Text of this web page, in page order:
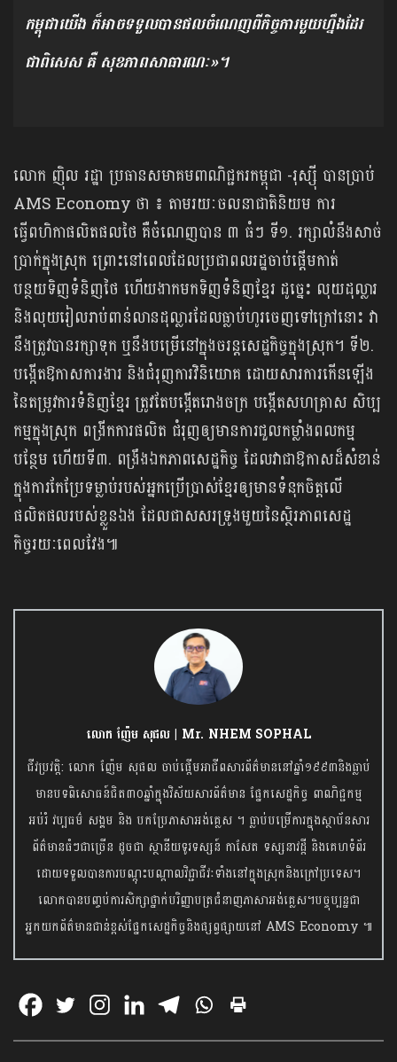
កម្ពុជាយើង ក៏អាចទទួលបានផលចំណេញពីកិច្ចការមួយហ្នឹងដែរ
ជាពិសេស គឺ សុខភាពសាធារណៈ»។
លោក ញ៉ិល រដ្ឋា ប្រធានសមាគមពាណិជ្ជករកម្ពុជា -រុស្ស៊ី បានប្រាប់
AMS Economy ថា ៖ តាមរយៈចលនាជាតិនិយម ការ
ធ្វើពហិកាផលិតផលថៃ គឺចំណេញបាន ៣ ធំៗ ទី១. រក្សាលំនឹងសាច់
ប្រាក់ក្នុងស្រុក ព្រោះនៅពេលដែលប្រជាពលរដ្ឋចាប់ផ្តើមកាត់
បន្ថយទិញទំនិញថៃ ហើយងាកមកទិញទំនិញខ្មែរ ដូច្នេះ លុយដុល្លារ
និងលុយរៀលរាប់ពាន់លានដុល្លារដែលធ្លាប់ហូរចេញទៅក្រៅនោះ វា
នឹងត្រូវបានរក្សាទុក ឬនឹងបម្រើនៅក្នុងចរន្តសេដ្ឋកិច្ចក្នុងស្រុក។ ទី២.
បង្កើតឱកាសការងារ និងជំរុញការវិនិយោគ ដោយសារការកើនឡើង
នៃតម្រូវការទំនិញខ្មែរ ត្រូវតែបង្កើតរោងចក្រ បង្កើតសហគ្រាស សិប្ប
កម្មក្នុងស្រុក ពង្រីកការផលិត ជំរុញឲ្យមានការជួលកម្លាំងពលកម្ម
បន្ថែម ហើយទី៣. ពង្រឹងឯកភាពសេដ្ឋកិច្ច ដែលវាជាឱកាសដ៏សំខាន់
ក្នុងការកែប្រែទម្លាប់របស់អ្នកប្រើប្រាស់ខ្មែរឲ្យមានទំនុកចិត្តលើ
ផលិតផលរបស់ខ្លួនឯង ដែលជាសសរទ្រូងមួយនៃស្ថិរភាពសេដ្ឋ
កិច្ចរយៈពេលវែង៕
លោក ញ៉ែម សុផល | Mr. NHEM SOPHAL
ជីវប្រវត្តិ: លោក ញ៉ែម សុផល ចាប់ផ្តើមអាជីពសារព័ត៌មាននៅឆ្នាំ១៩៩៣និងធ្លាប់
មានបទពិសោធន៍ជិត៣០ឆ្នាំក្នុងវិស័យសារព័ត៌មាន ផ្នែកសេដ្ឋកិច្ច ពាណិជ្ជកម្ម
អប់រំ វប្បធម៌ សង្គម និង បកប្រែភាសាអង់គ្លេស ។ ធ្លាប់បម្រើការក្នុងស្ថាប័នសារ
ព័ត៌មានធំៗជាច្រើន ដូចជា ស្ថានីយទូរទស្សន៍ កាសែត ទស្សនាវដ្តី និងគេហទំព័រ
ដោយទទួលបានការបណ្តុះបណ្តាលវិជ្ជាជីវៈទាំងនៅក្នុងស្រុកនិងក្រៅប្រទេស។
លោកបានបញ្ចប់ការសិក្សាថ្នាក់បរិញ្ញាបត្រជំនាញភាសាអង់គ្លេស។បច្ចុប្បន្នជា
អ្នកយកព័ត៌មានជាន់ខ្ពស់ផ្នែកសេដ្ឋកិច្ចនិង​ផ្សព្វផ្សាយនៅ AMS Economy ៕